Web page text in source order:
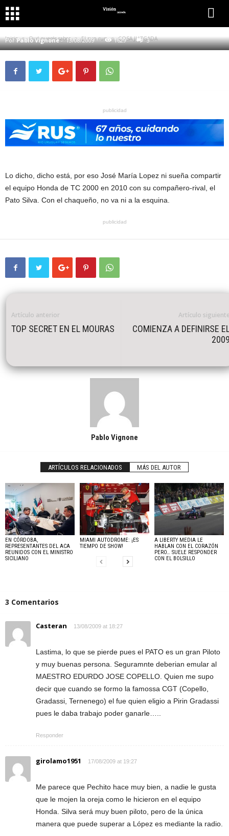
Inicio Qué querés saber El run run COSA JUZGADA
QUÉ QUERÉS SABER
COSA JUZGADA
Por Pablo Vignone- 13/08/2009 1629 3
publicidad
Lo dicho, dicho está, por eso José María Lopez ni sueña compartir
el equipo Honda de TC 2000 en 2010 con su compañero-rival, el
Pato Silva. Con el chaqueño, no va ni a la esquina.
publicidad
Artículo anterior
TOP SECRET EN EL MOURAS
Artículo
COMIENZA A DEFINIRSE
Pablo Vignone
ARTÍCULOS RELACIONADOS MÁS DEL AUTOR
EN CÓRDOBA,
REPRESENTANTES DEL ACA
REUNIDOS CON EL MINISTRO
SICILIANO
MIAMI AUTODROME: ¡ES
TIEMPO DE SHOW!
A LIBERTY MEDIA LE
HABLAN CON EL CORAZÓN
PERO… SUELE RESPONDER
CON EL BOLSILLO
3 Comentarios
Casteran 13/08/2009 at 18:27
Lastima, lo que se pierde pues el PATO es un gran Piloto
y muy buenas persona. Seguramnte deberian emular al
MAESTRO EDURDO JOSE COPELLO. Quien me supo
decir que cuando se formo la famossa CGT (Copello,
Gradassi, Ternenego) el fue quien eligio a Pirin Gradassi
pues le daba trabajo poder ganarle…..
Responder
girolamo1951 17/08/2009 at 19:27
Me parece que Pechito hace muy bien, a nadie le gusta
que le mojen la oreja como le hicieron en el equipo
Honda. Silva será muy buen piloto, pero de la única
manera que puede superar a López es mediante la radio.